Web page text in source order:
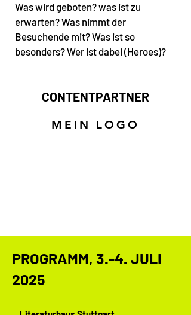
Was wird geboten? was ist zu
erwarten? Was nimmt der
Besuchende mit? Was ist so
besonders? Wer ist dabei (Heroes)?
CONTENTPARTNER
MEIN LOGO
PROGRAMM, 3.-4. JULI
2025